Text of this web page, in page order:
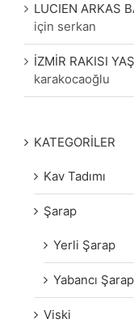
LUCIEN ARKAS
için serkan
İZMİR RAKISI
karakocaoğlu
KATEGORİLER
Kav Tadımı
Şarap
Yerli Şarap
Yabancı Şarap
Viski